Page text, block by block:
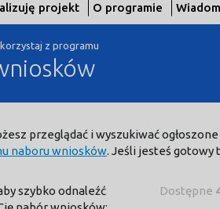
projekt O programie
z programu
przeglądać i wyszukiwać
naboru wniosków. Jeśli jesteś gotowy
szybko odnaleźć
Dostępne